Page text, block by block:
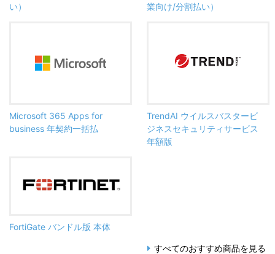
い）
業向け/分割払い）
Microsoft 365 Apps for
business 年契約一括払
TrendAI ウイルスバスタービ
ジネスセキュリティサービス
年額版
FortiGate バンドル版 本体
すべてのおすすめ商品を見る